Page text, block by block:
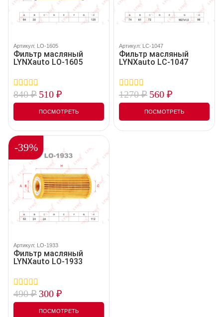
Артикул: LO-1605
Фильтр масляный
LYNXauto LO-1605
0
out
5
840₽ 510 ₽
ПОСМОТРЕТЬ
Артикул: LC-1047
Фильтр масляный
LYNXauto LC-1047
0
out
5
1270₽ 560 ₽
ПОСМОТРЕТЬ
-39%
Артикул: LO-1933
Фильтр масляный
LYNXauto LO-1933
0
out
490₽ 300 ₽
ПОСМОТРЕТЬ